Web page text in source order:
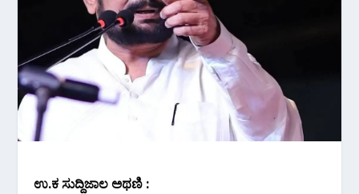
ಉ.ಕ ಸುದ್ದಿಜಾಲ ಅಥಣಿ :